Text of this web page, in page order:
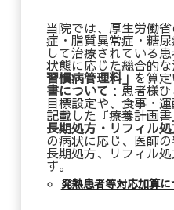
当院では、厚生労働
症・脂質異常症・糖
して治療されている
状態に応じた総合的
習慣病管理料」 を算
書について ：患者様
目標設定や、食事・
記載した『療養計画書
長期処方・リフィル
の病状に応じ、医師
長期処方、リフィル
す。
発熱患者等対応加算に